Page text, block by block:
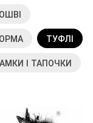
ТУФЛІ
І ТАПОЧКИ